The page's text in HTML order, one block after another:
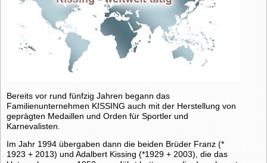
Bereits vor rund fünfzig Jahren begann das
Familienunternehmen KISSING auch mit der Herstellung von
geprägten Medaillen und Orden für Sportler und
Karnevalisten.
Im Jahr 1994 übergaben dann die beiden Brüder Franz (*
1923 + 2013) und Adalbert Kissing (*1929 + 2003), die das